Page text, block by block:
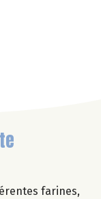
farines,